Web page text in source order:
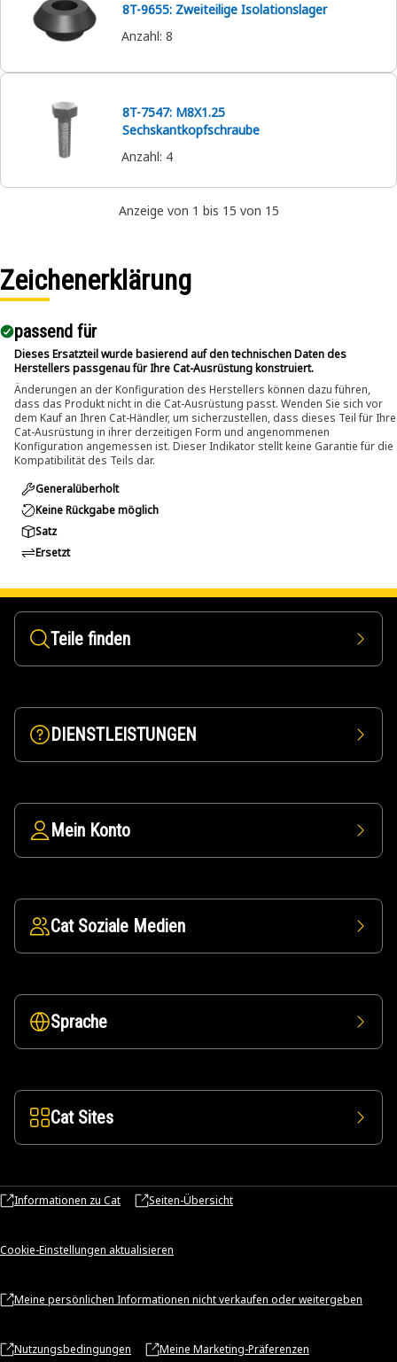
8T-9655: Zweiteilige Isolationslager
Anzahl: 8
8T-7547: M8X1.25
Sechskantkopfschraube
Anzahl: 4
Anzeige von 1 bis 15 von 15
Zeichenerklärung
passend für​
Dieses Ersatzteil wurde basierend auf den technischen Daten des
Herstellers passgenau für Ihre Cat-Ausrüstung konstruiert.
Änderungen an der Konfiguration des Herstellers können dazu führen,
dass das Produkt nicht in die Cat-Ausrüstung passt. Wenden Sie sich vor
dem Kauf an Ihren Cat-Händler, um sicherzustellen, dass dieses Teil für Ihre
Cat-Ausrüstung in ihrer derzeitigen Form und angenommenen
Konfiguration angemessen ist. Dieser Indikator stellt keine Garantie für die
Kompatibilität des Teils dar.
Generalüberholt
Keine Rückgabe möglich
Satz
Ersetzt
Teile finden
DIENSTLEISTUNGEN
Mein Konto
Cat Soziale Medien
Sprache
Cat Sites
Informationen zu Cat Seiten-Übersicht
Cookie-Einstellungen aktualisieren
Meine persönlichen Informationen nicht verkaufen oder weitergeben
Nutzungsbedingungen Meine Marketing-Präferenzen